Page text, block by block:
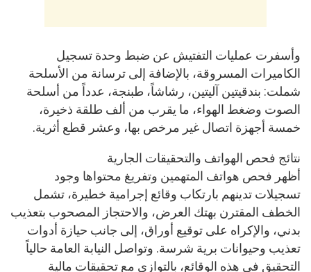
وأسفرت عمليات التفتيش عن ضبط وحدة تسجيل
الكاميرات المسروقة، بالإضافة إلى ترسانة من الأسلحة
شملت: بندقيتين آليتين، رشاشاً، طبنجة، عدداً من أسلحة
الصوت وضغط الهواء، ما يقرب من ألف طلقة ذخيرة،
خمسة أجهزة اتصال غير مرخص بها، وعشر قطع أثرية.
نتائج فحص الهواتف والتحقيقات الجارية
أظهر فحص هواتف المتهمين وتفريغ محتواها وجود
تسجيلات تدينهم بارتكاب وقائع إجرامية خطيرة، تشمل
الخطف المقترن بهتك العرض، والاحتجاز المصحوب بتعذيب
بدني، والإكراه على توقيع أوراق، إلى جانب حيازة أدوات
تعذيب وحيوانات برية شرسة. وتواصل النيابة العامة حالياً
التحقيق في هذه الوقائع، بالتوازي مع تحقيقات مالية